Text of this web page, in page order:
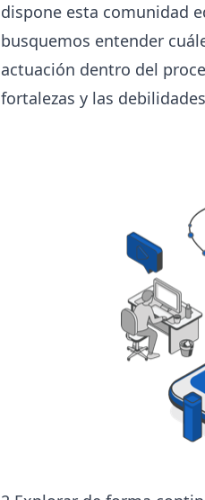
dispone esta comunidad
busquemos entender
actuación dentro del
fortalezas y las